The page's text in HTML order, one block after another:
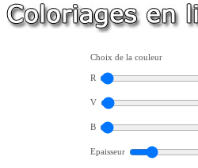
Choix de la couleur
R
V
B
Epaisseur